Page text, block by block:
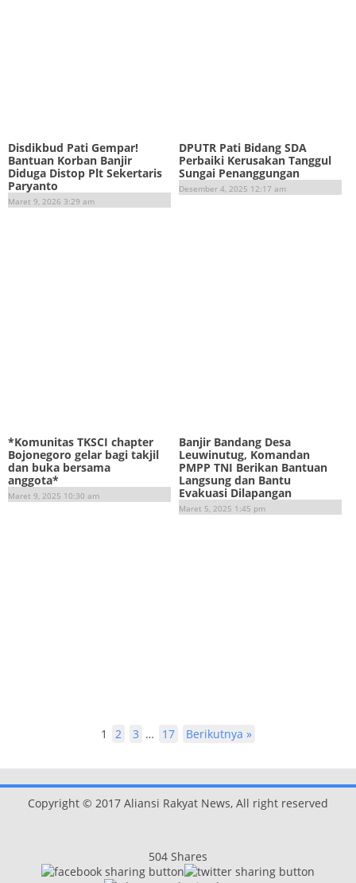
Disdikbud Pati Gempar!
Bantuan Korban Banjir
Diduga Distop Plt Sekertaris
Paryanto
Maret 9, 2026 3:29 am
DPUTR Pati Bidang SDA
Perbaiki Kerusakan Tanggul
Sungai Penanggungan
Desember 4, 2025 12:17 am
*Komunitas TKSCI chapter
Bojonegoro gelar bagi takjil
dan buka bersama
anggota*
Maret 9, 2025 10:30 am
Banjir Bandang Desa
Leuwinutug, Komandan
PMPP TNI Berikan Bantuan
Langsung dan Bantu
Evakuasi Dilapangan
Maret 5, 2025 1:45 pm
1 2 3 … 17 Berikutnya »
Copyright © 2017 Aliansi Rakyat News, All right reserved
504 Shares